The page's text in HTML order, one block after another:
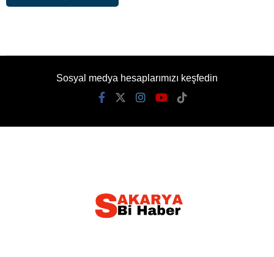
Sosyal medya hesaplarımızı keşfedin